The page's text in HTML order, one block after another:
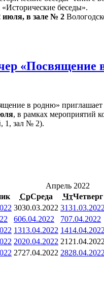
«Исторические беседы».
июля, в зале № 2
«Посвящение
, в рамках мероприятий
1, зал № 2).
Апрель 2022
СрСреда ЧтЧетверг
3030.03.2022 3131.03.2022
606.04.2022 707.04.2022
1313.04.2022 1414.04.2022
2020.04.2022 21 21.04.2022
2727.04.2022 2828.04.2022